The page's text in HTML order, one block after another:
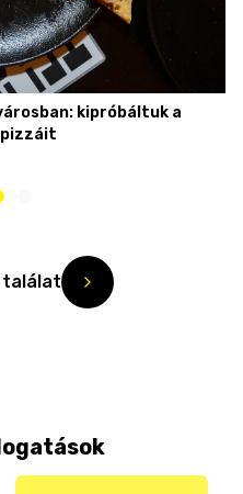
kipróbáltuk a
találat